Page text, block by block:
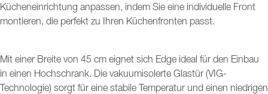
Kücheneinrichtung anpassen, indem Sie eine individuelle Front
montieren, die perfekt zu Ihren Küchenfronten passt.
Mit einer Breite von 45 cm eignet sich Edge ideal für den Einbau
in einen Hochschrank. Die vakuumisolerte Glastür (VIG-
Technologie) sorgt für eine stabile Temperatur und einen niedrigen